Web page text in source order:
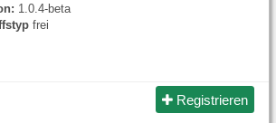
1.0.4-beta
frei
Registrieren